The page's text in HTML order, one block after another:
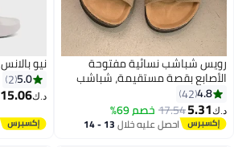
رويس شباشب نسائية مفتوحة
الأصابع بقصة مستقيمة، شباشب
غير لامعة بنعل ناعم سميك، صنادل
مضادة للانزلاق قابلة للتعديل،
شباشب شاطئ مسطحة متعددة
الاستخدامات للارتداء الخارجي
4.8
42
د.ك‏5.31
17.54خصم 69%
احصل عليه خلال 13 - 14
نيو بالانس 50 صندل
5.0
2
د.ك‏15.06